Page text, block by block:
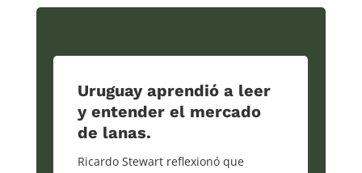
Uruguay aprendió a leer
y entender el mercado
de lanas.
Ricardo Stewart reflexionó que